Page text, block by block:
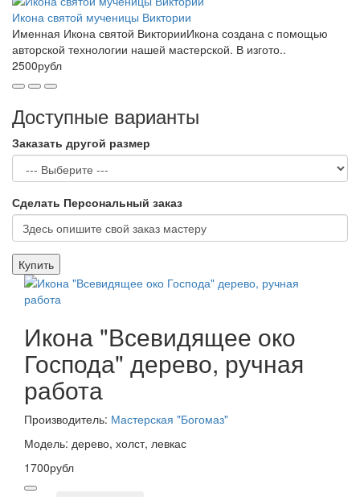
Икона святой мученицы Виктории
Именная Икона святой ВикторииИкона создана с помощью
авторской технологии нашей мастерской. В изгото..
2500рубл
Доступные варианты
Заказать другой размер
Сделать Персональный заказ
Купить
Икона "Всевидящее око
Господа" дерево, ручная
работа
Производитель: Мастерская "Богомаз"
Модель: дерево, холст, левкас
1700рубл